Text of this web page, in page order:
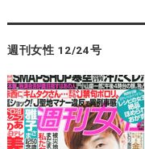
週刊女性 12/24号